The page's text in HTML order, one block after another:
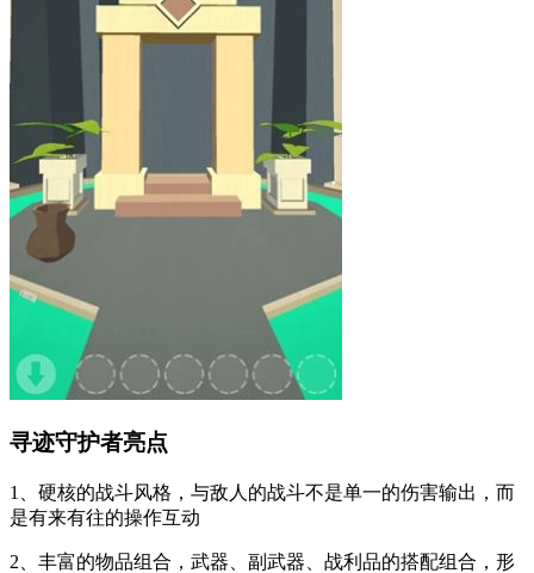
寻迹守护者亮点
1、硬核的战斗风格，与敌人的战斗不是单一的伤害输出，而
是有来有往的操作互动
2、丰富的物品组合，武器、副武器、战利品的搭配组合，形